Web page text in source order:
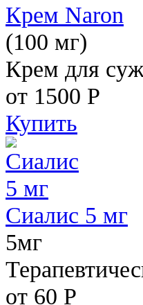
Крем Naron
(100 мг)
Крем для
от 1500 Р
Купить
Сиалис 5 мг
5мг
от 60 Р